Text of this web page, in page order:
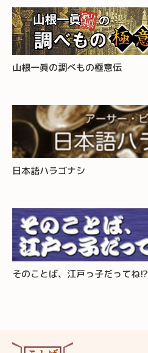
山根一眞の調べもの極意伝
日本語ハラゴナシ
そのことば、江戸っ子だってね!?